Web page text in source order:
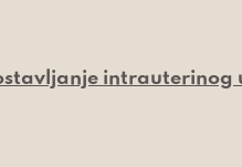
intrauterinog